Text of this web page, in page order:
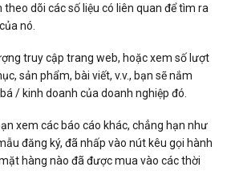
theo dõi các số liệu có liên quan để tìm ra
nó.
truy cập trang web, hoặc xem số lượt
sản phẩm, bài viết, v.v., bạn sẽ nắm
/ kinh doanh của doanh nghiệp đó.
xem các báo cáo khác, chẳng hạn như
đăng ký, đã nhấp vào nút kêu gọi hành
hàng nào đã được mua vào các thời